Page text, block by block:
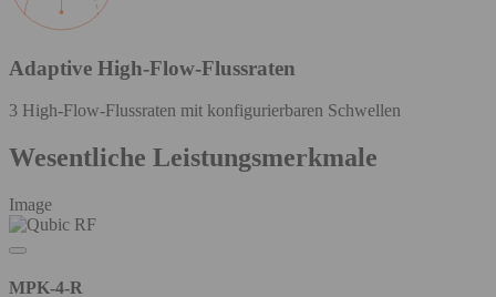
Adaptive High-Flow-Flussraten
3 High-Flow-Flussraten mit konfigurierbaren Schwellen
Wesentliche Leistungsmerkmale
Image
MPK-4-R